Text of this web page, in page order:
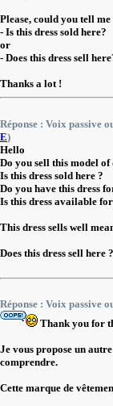
Please, could you tell
- Is this dress sold here?
or
- Does this dress sell
Thanks a lot !
Réponse : Voix passive
E)
Hello
Do you sell this model of
Is this dress sold here ?
Do you have this dress
Is this dress available
This dress sells well
Does this dress sell here
Réponse : Voix passive
Thank you for
Je vous propose un
comprendre.
Cette marque de